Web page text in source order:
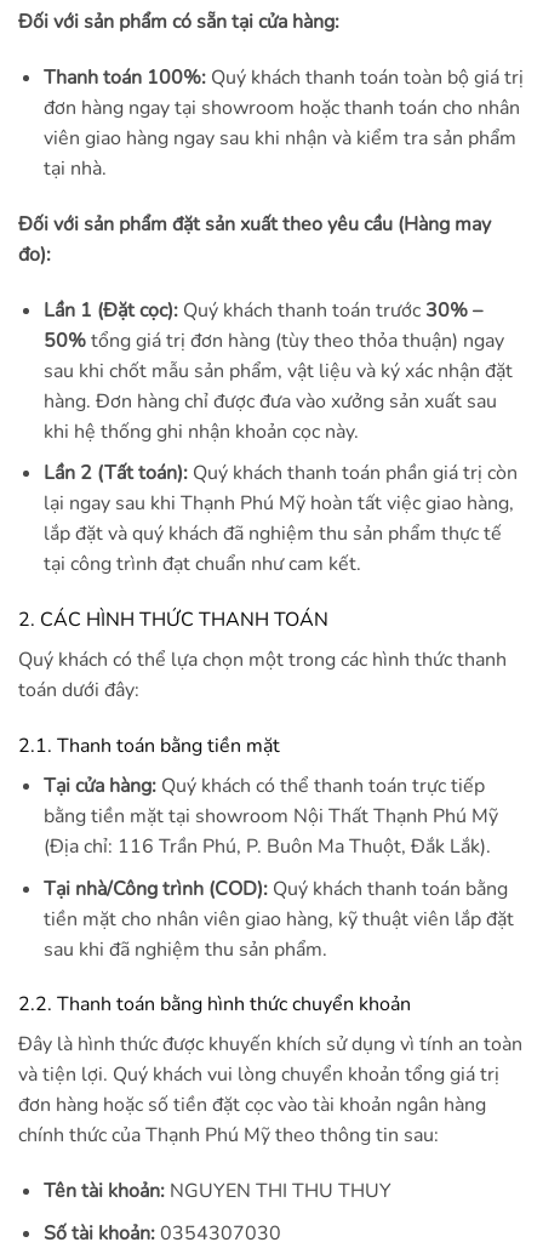
Đối với sản phẩm có sẵn tại cửa hàng:
Thanh toán 100%:Quý khách thanh toán toàn bộ giá trị
đơn hàng ngay tại showroom hoặc thanh toán cho nhân
viên giao hàng ngay sau khi nhận và kiểm tra sản phẩm
tại nhà.
Đối với sản phẩm đặt sản xuất theo yêu cầu (Hàng may
đo):
Lần 1 (Đặt cọc):Quý khách thanh toán trước 30% –
50%tổng giá trị đơn hàng (tùy theo thỏa thuận) ngay
sau khi chốt mẫu sản phẩm, vật liệu và ký xác nhận đặt
hàng. Đơn hàng chỉ được đưa vào xưởng sản xuất sau
khi hệ thống ghi nhận khoản cọc này.
Lần 2 (Tất toán):Quý khách thanh toán phần giá trị còn
lại ngay sau khi Thạnh Phú Mỹ hoàn tất việc giao hàng,
lắp đặt và quý khách đã nghiệm thu sản phẩm thực tế
tại công trình đạt chuẩn như cam kết.
2. CÁC HÌNH THỨC THANH TOÁN
Quý khách có thể lựa chọn một trong các hình thức thanh
toán dưới đây:
2.1. Thanh toán bằng tiền mặt
Tại cửa hàng:Quý khách có thể thanh toán trực tiếp
bằng tiền mặt tại showroom Nội Thất Thạnh Phú Mỹ
(Địa chỉ: 116 Trần Phú, P. Buôn Ma Thuột, Đắk Lắk).
Tại nhà/Công trình (COD):Quý khách thanh toán bằng
tiền mặt cho nhân viên giao hàng, kỹ thuật viên lắp đặt
sau khi đã nghiệm thu sản phẩm.
2.2. Thanh toán bằng hình thức chuyển khoản
Đây là hình thức được khuyến khích sử dụng vì tính an toàn
và tiện lợi. Quý khách vui lòng chuyển khoản tổng giá trị
đơn hàng hoặc số tiền đặt cọc vào tài khoản ngân hàng
chính thức của Thạnh Phú Mỹ theo thông tin sau:
Tên tài khoản:NGUYEN THI THU THUY
Số tài khoản:0354307030